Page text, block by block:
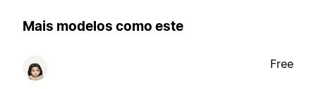
Mais modelos como este
Free